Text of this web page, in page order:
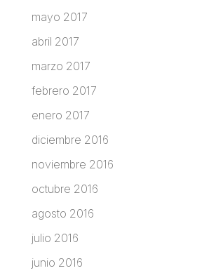
mayo 2017
abril 2017
marzo 2017
febrero 2017
enero 2017
diciembre 2016
noviembre 2016
octubre 2016
agosto 2016
julio 2016
junio 2016